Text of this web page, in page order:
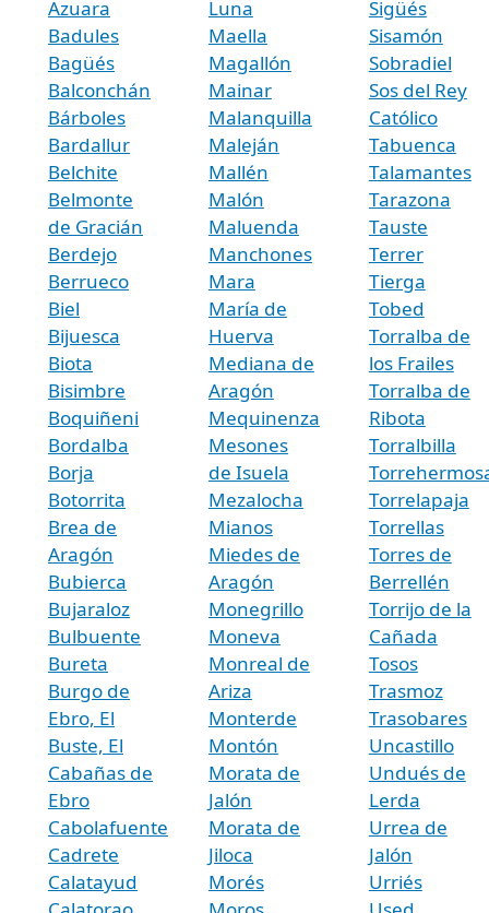
Azuara
Badules
Bagüés
Balconchán
Bárboles
Bardallur
Belchite
Belmonte
de Gracián
Berdejo
Berrueco
Biel
Bijuesca
Biota
Bisimbre
Boquiñeni
Bordalba
Borja
Botorrita
Brea de
Aragón
Bubierca
Bujaraloz
Bulbuente
Bureta
Burgo de
Ebro, El
Buste, El
Cabañas de
Ebro
Cabolafuente
Cadrete
Calatayud
Luna
Maella
Magallón
Mainar
Malanquilla
Maleján
Mallén
Malón
Maluenda
Manchones
Mara
María de
Huerva
Mediana de
Aragón
Mequinenza
Mesones
de Isuela
Mezalocha
Mianos
Miedes de
Aragón
Monegrillo
Moneva
Monreal de
Ariza
Monterde
Montón
Morata de
Jalón
Morata de
Jiloca
Morés
Sigüés
Sisamón
Sobradiel
Sos del Rey
Católico
Tabuenca
Talamantes
Tarazona
Tauste
Terrer
Tierga
Tobed
Torralba de
los Frailes
Torralba de
Ribota
Torralbilla
Torrelapaja
Torrellas
Torres de
Berrellén
Torrijo de la
Cañada
Tosos
Trasmoz
Trasobares
Uncastillo
Undués de
Lerda
Urrea de
Jalón
Urriés